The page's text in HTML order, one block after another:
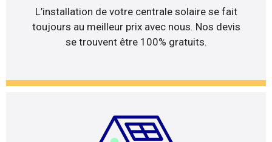
L’installation de votre centrale solaire se fait
toujours au meilleur prix avec nous. Nos devis
se trouvent être 100% gratuits.